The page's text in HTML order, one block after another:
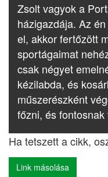
Zsolt vagyok a
házigazdája. Az
el, akkor fertőzött
sportágaimat
csak négyet
kézilabda, és
műszerészként
főzni, és
Ha tetszett a cikk,
Link másolása